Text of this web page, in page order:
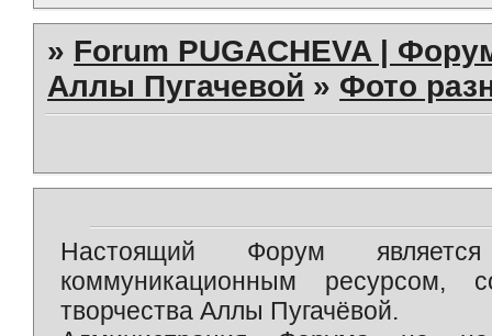
» Forum PUGACHEVA |
Аллы Пугачевой » Фото
Настоящий Форум является
коммуникационным ресурсом,
творчества Аллы Пугачёвой.